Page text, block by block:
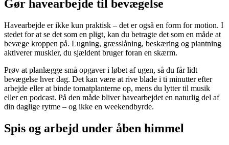
Gør havearbejde til bevægelse
Havearbejde er ikke kun praktisk – det er også en form for motion. I
stedet for at se det som en pligt, kan du betragte det som en måde at
bevæge kroppen på. Lugning, græsslåning, beskæring og plantning
aktiverer muskler, du sjældent bruger foran en skærm.
Prøv at planlægge små opgaver i løbet af ugen, så du får lidt
bevægelse hver dag. Det kan være at rive blade i ti minutter efter
arbejde eller at binde tomatplanterne op, mens du lytter til musik
eller en podcast. På den måde bliver havearbejdet en naturlig del af
din daglige rytme – og ikke en weekendbyrde.
Spis og arbejd under åben himmel